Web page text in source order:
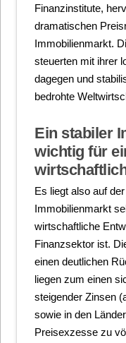
Finanzinstitute,
dramatischen
Immobilienmarkt.
steuerten mit ihrer
dagegen und
bedrohte
Ein stabiler
wichtig für
Es liegt also auf
Immobilienmarkt
wirtschaftliche
Finanzsektor ist.
einen deutlichen
liegen zum einen
steigender Zinsen
sowie in den
Preisexzesse zu